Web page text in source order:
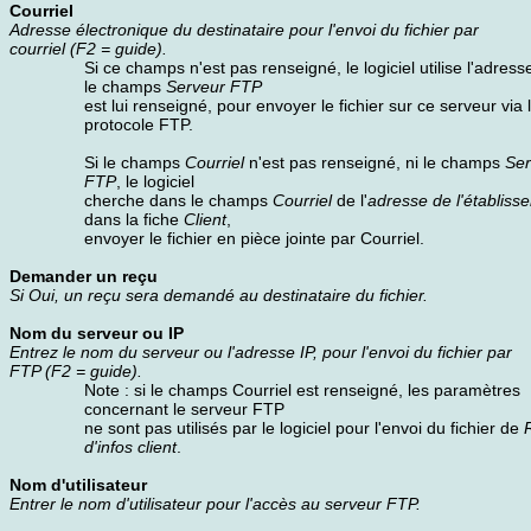
Courriel
Adresse électronique du destinataire pour l'envoi du fichier par
courriel (F2 = guide).
Si ce champs n'est pas renseigné, le logiciel utilise
le champs Serveur FTP
est lui renseigné, pour envoyer le fichier sur ce serveur via
protocole FTP.
Si le champs Courrieln'est pas renseigné, ni le champs
FTP, le logiciel
cherche dans le champs Courrielde l'adresse de
dans la fiche Client,
envoyer le fichier en pièce jointe par Courriel.
Demander un reçu
Si Oui, un reçu sera demandé au destinataire du fichier.
Nom du serveur ou IP
Entrez le nom du serveur ou l'adresse IP, pour l'envoi du fichier par
FTP (F2 = guide).
Note : si le champs Courriel est renseigné, les paramètres
concernant le serveur FTP
ne sont pas utilisés par le logiciel pour l'envoi du fichier de
d'infos client.
Nom d'utilisateur
Entrer le nom d'utilisateur pour l'accès au serveur FTP.